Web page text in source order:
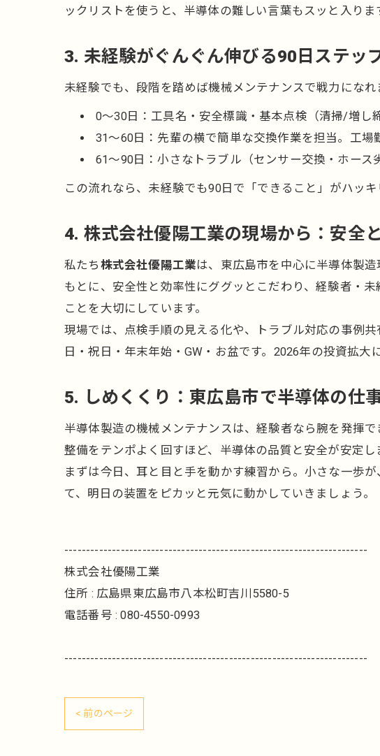
ックリストを使うと、半導体の難しい言葉もスッと入りま
3. 未経験がぐんぐん伸びる90日ステッ
未経験でも、段階を踏めば機械メンテナンスで戦力になれ
0〜30日：工具名・安全標識・基本点検（清掃/増
31〜60日：先輩の横で簡単な交換作業を担当。工
61〜90日：小さなトラブル（センサー交換・ホー
この流れなら、未経験でも90日で「できること」がハッ
4. 株式会社優陽工業の現場から：安全
私たち 株式会社優陽工業は、東広島市を中心に半導体製
もとに、安全性と効率性にググッとこだわり、経験者・
ことを大切にしています。
現場では、点検手順の見える化や、トラブル対応の事例
日・祝日・年末年始・GW・お盆です。2026年の投資拡
5. しめくくり：東広島市で半導体の仕
半導体製造の機械メンテナンスは、経験者なら腕を発揮
整備をテンポよく回すほど、半導体の品質と安全が安定し
まずは今日、耳と目と手を動かす練習から。小さな一歩
て、明日の装置をピカッと元気に動かしていきましょう。
----------------------------------------------------------------------
株式会社優陽工業
住所 : 広島県東広島市八本松町吉川5580-5
電話番号 : 080-4550-0993
----------------------------------------------------------------------
< 前のページ